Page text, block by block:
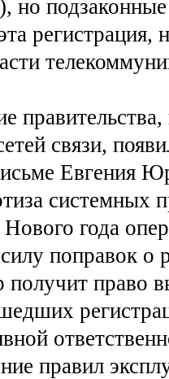
связи,
Евгения
системных
года
поправок о
получит право
правил